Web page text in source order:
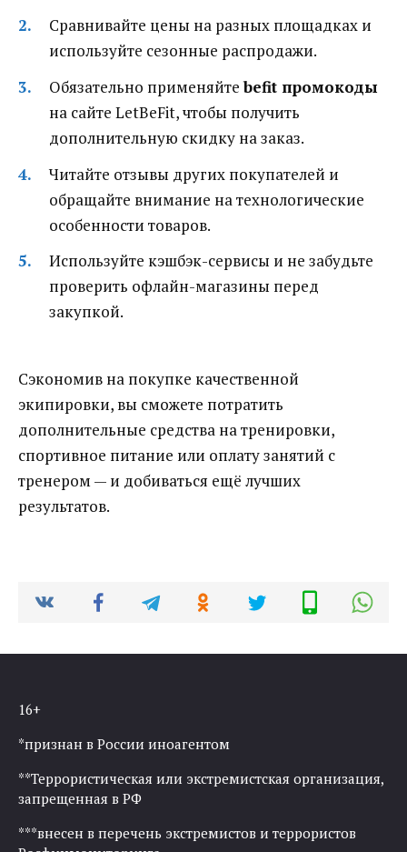
Сравнивайте цены на разных площадках и
используйте сезонные распродажи.
Обязательно применяйтеbefit промокоды
на сайте LetBeFit, чтобы получить
дополнительную скидку на заказ.
Читайте отзывы других покупателей и
обращайте внимание на технологические
особенности товаров.
Используйте кэшбэк-сервисы и не забудьте
проверить офлайн-магазины перед
закупкой.
Сэкономив на покупке качественной
экипировки, вы сможете потратить
дополнительные средства на тренировки,
спортивное питание или оплату занятий с
тренером — и добиваться ещё лучших
результатов.
16+
*признан в России иноагентом
**Террористическая или экстремистская организация,
запрещенная в РФ
***внесен в перечень экстремистов и террористов